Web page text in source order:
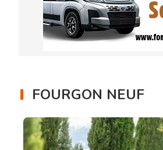
FOURGON NEUF